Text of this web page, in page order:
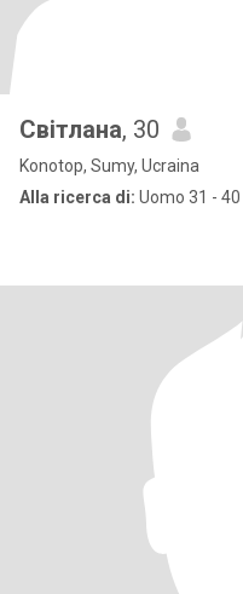
Світлана, 30
Konotop, Sumy, Ucraina
Alla ricerca di: Uomo 31 - 40